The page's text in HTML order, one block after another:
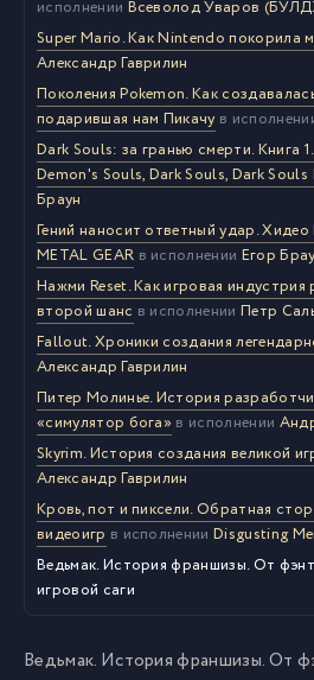
исполнении Всеволод Уваров
Super Mario. Как Nintendo покорила
Александр Гаврилин
Поколения Pokemon. Как
подарившая нам Пикачу в
Dark Souls: за гранью смерти. Книга
Demon's Souls, Dark Souls, Dark Souls
Браун
Гений наносит ответный удар.
METAL GEAR в исполнении Егор
Нажми Reset. Как игровая индустрия
второй шанс в исполненииПетр
Fallout. Хроники создания
Александр Гаврилин
Питер Молинье. История
«симулятор бога» в исполнении
Skyrim. История создания великой
Александр Гаврилин
Кровь, пот и пиксели. Обратная
видеоигр в исполненииDisgusting
Ведьмак. История франшизы. От
игровой саги
Ведьмак. История франшизы. От